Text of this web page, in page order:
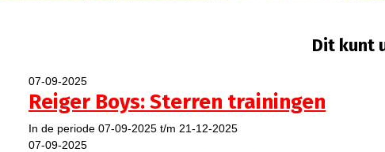
Dit kunt
07-09-2025
Reiger Boys: Sterren trainingen
In de periode 07-09-2025 t/m 21-12-2025
07-09-2025